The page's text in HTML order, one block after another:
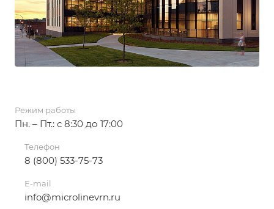
Режим работы
Пн. – Пт.: с 8:30 до 17:00
Телефон
8 (800) 533-75-73
E-mail
info@microlinevrn.ru